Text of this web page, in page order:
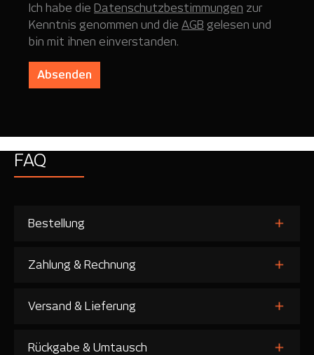
Ich habe die Datenschutzbestimmungen zur
Kenntnis genommen und die AGB gelesen und
bin mit ihnen einverstanden.
Absenden
FAQ
Bestellung
Zahlung & Rechnung
Versand & Lieferung
Rückgabe & Umtausch